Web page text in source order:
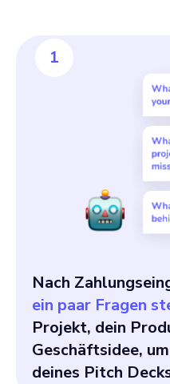
Nach
ein paar Fragen
Projekt, dein
Geschäftsidee,
deines Pitch
1